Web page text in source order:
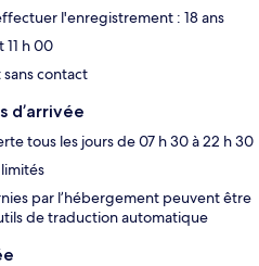
l'enregistrement : 18 ans
h 00
contact
d’arrivée
tous les jours de 07 h 30 à 22 h 30
par l’hébergement peuvent être
de traduction automatique